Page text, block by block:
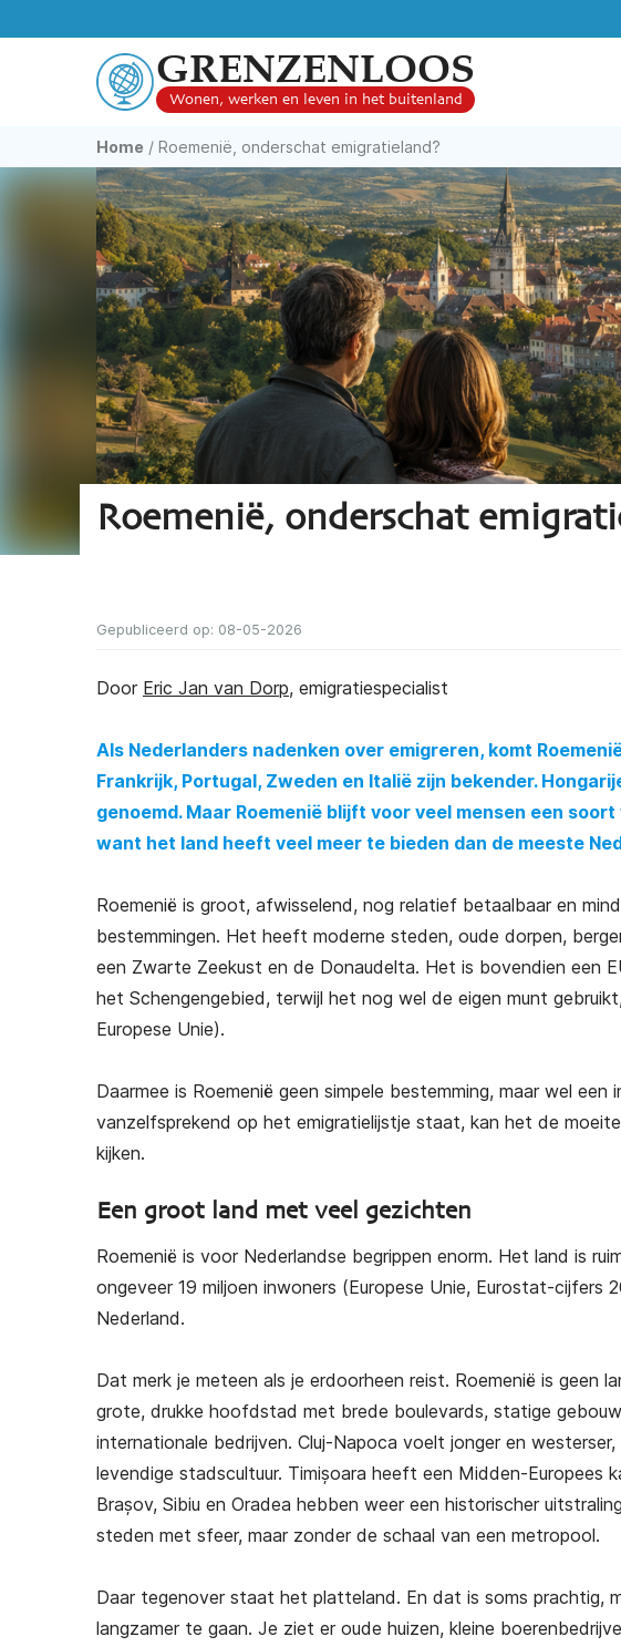
GRENZENLOOS
Wonen, werken en leven in het buitenland
Home / Roemenië, onderschat emigratieland?
Roemenië, onderschat
Gepubliceerd op: 08-05-2026
Door Eric Jan van Dorp, emigratiespecialist
Als Nederlanders nadenken over emigreren, komt
Frankrijk, Portugal, Zweden en Italië zijn bekender.
genoemd. Maar Roemenië blijft voor veel mensen een
want het land heeft veel meer te bieden dan de meeste
Roemenië is groot, afwisselend, nog relatief betaalbaar en
bestemmingen. Het heeft moderne steden, oude dorpen,
een Zwarte Zeekust en de Donaudelta. Het is bovendien een
het Schengengebied, terwijl het nog wel de eigen munt
Europese Unie).
Daarmee is Roemenië geen simpele bestemming, maar wel
vanzelfsprekend op het emigratielijstje staat, kan het de
kijken.
Een groot land met veel gezichten
Roemenië is voor Nederlandse begrippen enorm. Het land is
ongeveer 19 miljoen inwoners (Europese Unie, Eurostat-cijfers
Nederland.
Dat merk je meteen als je erdoorheen reist. Roemenië is geen
grote, drukke hoofdstad met brede boulevards, statige
internationale bedrijven. Cluj-Napoca voelt jonger en
levendige stadscultuur. Timișoara heeft een Midden-Europees
Brașov, Sibiu en Oradea hebben weer een historischer
steden met sfeer, maar zonder de schaal van een metropool.
Daar tegenover staat het platteland. En dat is soms prachtig,
langzamer te gaan. Je ziet er oude huizen, kleine
Succesvol Emigreren naar
Spanje
(gratis verzending)
Succesvol emigreren naar Italië
€ 25,00